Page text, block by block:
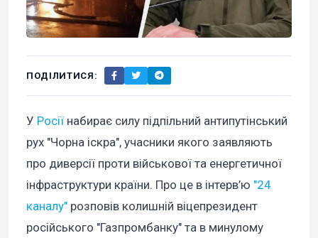
ПОДІЛИТИСЯ:
У Росії набирає силу підпільний антипутінський
рух "Чорна іскра", учасники якого заявляють
про диверсії проти військової та енергетичної
інфраструктури країни. Про це в інтерв’ю "24
каналу" розповів колишній віцепрезидент
російського "Газпромбанку" та в минулому